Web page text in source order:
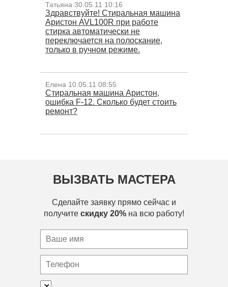
Татьяна 30.05.11 10:16
Здравствуйте! Стиральная машина
Аристон AVL100R при работе
стирка автоматически не
переключается на полоскание,
только в ручном режиме.
Елена 10.05.11 08:55
Стиральная машина Аристон,
ошибка F-12. Сколько будет стоить
ремонт?
ВЫЗВАТЬ МАСТЕРА
Сделайте заявку прямо сейчас и
получите скидку 20% на всю работу!